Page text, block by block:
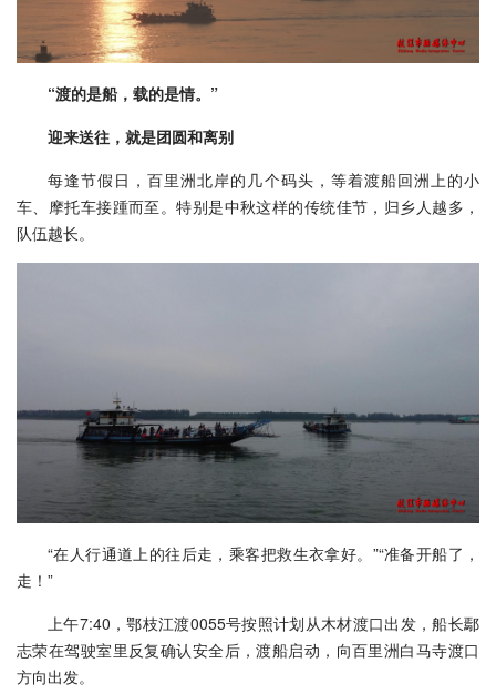
“渡的是船，载的是情。”
迎来送往，就是团圆和离别
每逢节假日，百里洲北岸的几个码头，等着渡船回洲上的小
车、摩托车接踵而至。特别是中秋这样的传统佳节，归乡人越多，
队伍越长。
“在人行通道上的往后走，乘客把救生衣拿好。”“准备开船了，
走！”
上午7:40，鄂枝江渡0055号按照计划从木材渡口出发，船长鄢
志荣在驾驶室里反复确认安全后，渡船启动，向百里洲白马寺渡口
方向出发。